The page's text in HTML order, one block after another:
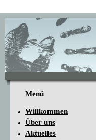
Menü
Willkommen
Über uns
Aktuelles